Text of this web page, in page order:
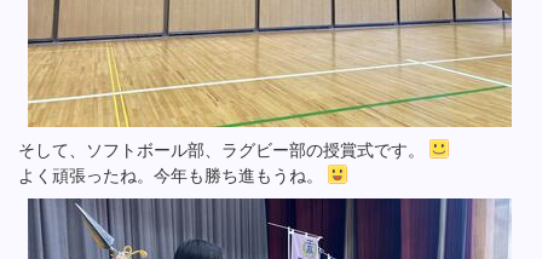
そして、ソフトボール部、ラグビー部の授賞式です。
よく頑張ったね。今年も勝ち進もうね。